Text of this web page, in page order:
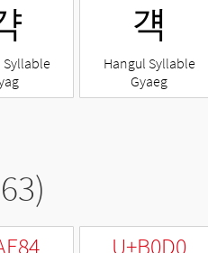
Syllable
걕
Hangul Syllable
Gyaeg
U+B0D0